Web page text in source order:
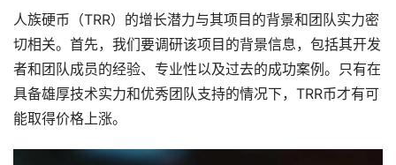
人族硬币（TRR）的增长潜力与其项目的背景和团队实力密
切相关。首先，我们要调研该项目的背景信息，包括其开发
者和团队成员的经验、专业性以及过去的成功案例。只有在
具备雄厚技术实力和优秀团队支持的情况下，TRR币才有可
能取得价格上涨。